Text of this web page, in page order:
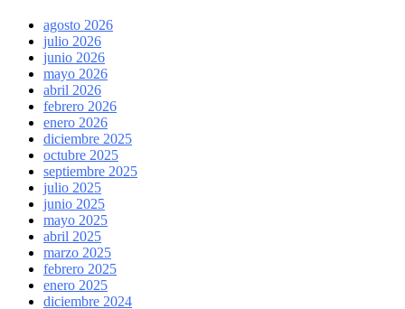
agosto 2026
julio 2026
junio 2026
mayo 2026
abril 2026
febrero 2026
enero 2026
diciembre 2025
octubre 2025
septiembre 2025
julio 2025
junio 2025
mayo 2025
abril 2025
marzo 2025
febrero 2025
enero 2025
diciembre 2024